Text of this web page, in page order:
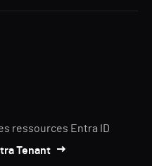
ressources Entra ID
Tenant